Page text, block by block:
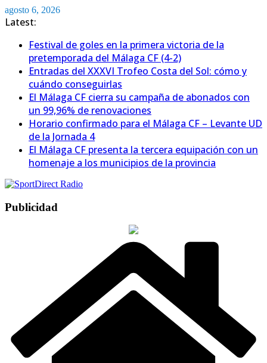
Saltar
al
agosto 6, 2026
Latest:
Festival de goles en la primera victoria de la
pretemporada del Málaga CF (4-2)
Entradas del XXXVI Trofeo Costa del Sol: cómo y
cuándo conseguirlas
El Málaga CF cierra su campaña de abonados con
un 99,96% de renovaciones
Horario confirmado para el Málaga CF – Levante UD
de la Jornada 4
El Málaga CF presenta la tercera equipación con un
homenaje a los municipios de la provincia
Publicidad